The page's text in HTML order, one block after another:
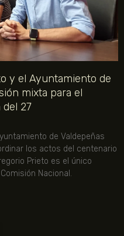
y el Ayuntamiento de
mixta para el
del 27
de Valdepeñas
los actos del centenario
Prieto es el único
Nacional.